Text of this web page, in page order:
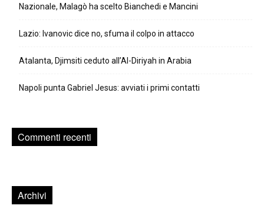
Nazionale, Malagò ha scelto Bianchedi e Mancini
Lazio: Ivanovic dice no, sfuma il colpo in attacco
Atalanta, Djimsiti ceduto all’Al-Diriyah in Arabia
Napoli punta Gabriel Jesus: avviati i primi contatti
Commenti recenti
Archivi